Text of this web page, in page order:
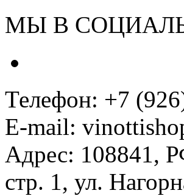
МЫ В
Телефон: +7
E-mail:
Адрес: 108841,
стр. 1, ул.